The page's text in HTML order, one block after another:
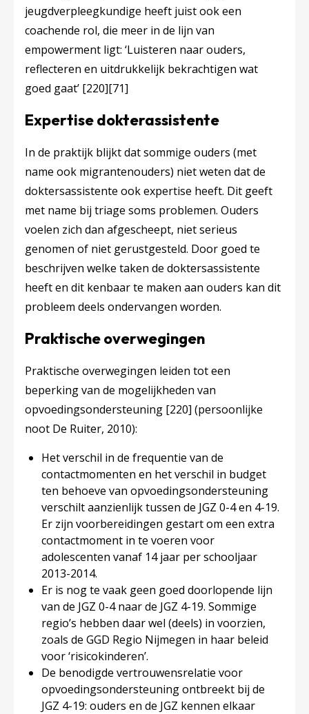
jeugdverpleegkundige heeft juist ook een
coachende rol, die meer in de lijn van
empowerment ligt: ‘Luisteren naar ouders,
reflecteren en uitdrukkelijk bekrachtigen wat
goed gaat’ [220][71]
Expertise dokterassistente
In de praktijk blijkt dat sommige ouders (met
name ook migrantenouders) niet weten dat de
doktersassistente ook expertise heeft. Dit geeft
met name bij triage soms problemen. Ouders
voelen zich dan afgescheept, niet serieus
genomen of niet gerustgesteld. Door goed te
beschrijven welke taken de doktersassistente
heeft en dit kenbaar te maken aan ouders kan dit
probleem deels ondervangen worden.
Praktische overwegingen
Praktische overwegingen leiden tot een
beperking van de mogelijkheden van
opvoedingsondersteuning [220] (persoonlijke
noot De Ruiter, 2010):
Het verschil in de frequentie van de
contactmomenten en het verschil in budget
ten behoeve van opvoedingsondersteuning
verschilt aanzienlijk tussen de JGZ 0-4 en 4-19.
Er zijn voorbereidingen gestart om een extra
contactmoment in te voeren voor
adolescenten vanaf 14 jaar per schooljaar
2013-2014.
Er is nog te vaak geen goed doorlopende lijn
van de JGZ 0-4 naar de JGZ 4-19. Sommige
regio’s hebben daar wel (deels) in voorzien,
zoals de GGD Regio Nijmegen in haar beleid
voor ‘risicokinderen’.
De benodigde vertrouwensrelatie voor
opvoedingsondersteuning ontbreekt bij de
JGZ 4-19: ouders en de JGZ kennen elkaar